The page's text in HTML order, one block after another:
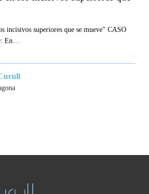
incisivos superiores que se mueve" CASO
En…